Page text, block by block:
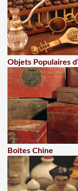
Objets Populaires
Boites Chine